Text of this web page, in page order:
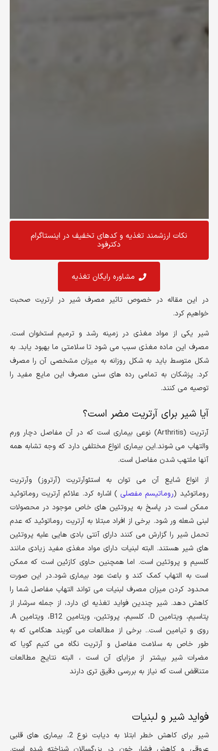
نکات ارزشمند تغذیه و کد‌های تخفیف در اینستاگرام
دکترفود
مشاوره رایگان تغذیه
در این مقاله در خصوص تاثیر مصرف شیر در ارتریت صحبت
خواهیم کرد.
شیر یکی از مواد مغذی در زمینه رشد و ترمیم استخوان است.
مصرف این ماده مغذی سبب می شود تا سلامتی ما بهبود یابد. به
شکل متوسط باید به شکل روزانه به میزان مشخصی آن را مصرف
کرد. پزشکان به تمامی رده های سنی مصرف این مایع مفید را
توصیه می کنند.
آیا شیر برای آرتریت مضر است؟
آرتریت (Arthritis) نوعی بیماری است که در آن مفاصل دچار ورم
والتهاب می شوند.این بیماری انواع مختلفی دارد که وجه تشابه همه
آنها ملتهب شدن مفاصل است.
از انواع شایع آن می توان به استئوآرتریت (آرتروز) وآرتریت
روماتوئید (روماتیسم مفصلی ) اشاره کرد. علائم آرتریت روماتوئید
ممکن است در پاسخ به پروتئین های خاص موجود در محصولات
لبنی شعله ور شود. برخی از افراد مبتلا به آرتریت روماتوئید که عدم
تحمل شیر را گزارش می کنند دارای آنتی بادی هایی علیه پروتئین
های شیر هستند. البته لبنیات دارای مواد مغذی مفید زیادی مانند
کلسیم و پروتئین است. اما همچنین حاوی کازئین است که ممکن
است به التهاب کمک کند و باعث عود بیماری شود.در این صورت
محدود کردن میزان مصرف لبنیات می تواند التهاب مفاصل شما را
کاهش دهد. شیر چندین فواید تغذیه ای دارد، از جمله سرشار از
پتاسیم، ویتامین D، کلسیم، پروتئین، ویتامین B12، ویتامین A،
روی و تیامین است.. برخی از مطالعات می گویند هنگامی که به
طور خاص به سلامت مفاصل و آرتریت نگاه می کنیم گویا که
مضرات شیر ​​بیشتر از مزایای آن است ، البته نتایج مطالعات
متناقض است که نیاز به بررسی دقیق تری دارند
فواید شیر و لبنیات
شیر برای کاهش خطر ابتلا به دیابت نوع 2، بیماری های قلبی